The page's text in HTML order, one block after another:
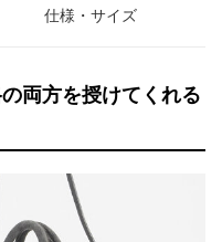
仕様・サイズ
両方を授けてくれる